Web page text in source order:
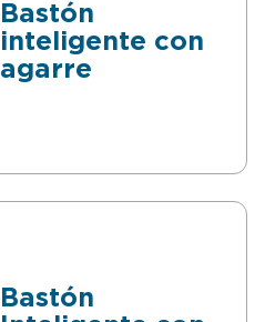
Bastón
inteligente con
agarre
Bastón